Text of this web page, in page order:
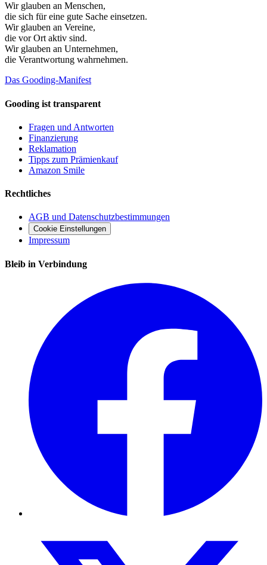
Wir glauben an Menschen,
die sich für eine gute Sache einsetzen.
Wir glauben an Vereine,
die vor Ort aktiv sind.
Wir glauben an Unternehmen,
die Verantwortung wahrnehmen.
Das Gooding-Manifest
Gooding ist transparent
Fragen und Antworten
Finanzierung
Reklamation
Tipps zum Prämienkauf
Amazon Smile
Rechtliches
AGB und Datenschutzbestimmungen
Cookie Einstellungen
Impressum
Bleib in Verbindung